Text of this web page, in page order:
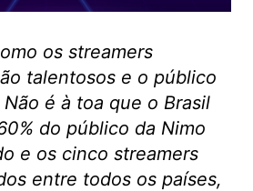
os streamers
talentosos e o público
é à toa que o Brasil
do público da Nimo
e os cinco streamers
entre todos os países,